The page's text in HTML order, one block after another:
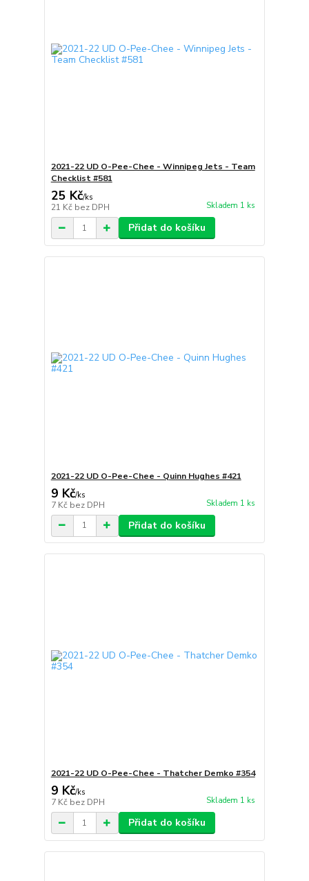
2021-22 UD O-Pee-Chee - Winnipeg Jets - Team
Checklist #581
25 Kč/ks
21 Kč bez DPH Skladem 1 ks
Přidat do košíku
2021-22 UD O-Pee-Chee - Quinn Hughes #421
9 Kč/ks
7 Kč bez DPH Skladem 1 ks
Přidat do košíku
2021-22 UD O-Pee-Chee - Thatcher Demko #354
9 Kč/ks
7 Kč bez DPH Skladem 1 ks
Přidat do košíku